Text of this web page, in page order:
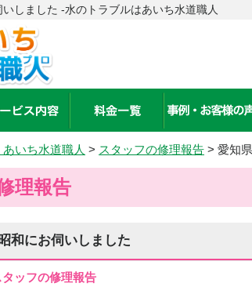
しました -水のトラブルはあいち水道職人
いち水道職人 > スタッフの修理報告 > 愛知
理報告
和にお伺いしました
タッフの修理報告